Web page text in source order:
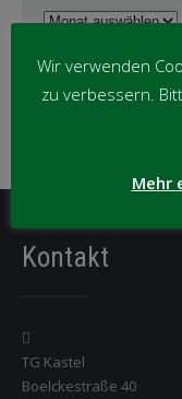
News
Monat
News per
Kontakt
TG Kastel
Boelckestraße 40
Wir verwenden
zu verbessern.
Mehr